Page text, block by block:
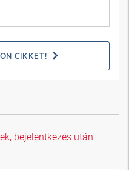
CIKKET!
bejelentkezés után.